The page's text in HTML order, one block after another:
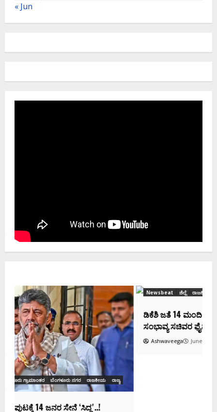
« Jun
Newsbeat ಜಿಲ್ಲೆ ರಾಜಕೀಯ ರಾಜ್ಯ
ಡಿಕೆಶಿ ಜತೆ 14 ಮಂದಿ ಪ್ರಮಾಣವಚನ ಸಾಧ್ಯತೆ.. ಇಲ್ಲಿದೆ
ಸಂಭಾವ್ಯ ಸಚಿವರ ಫೈನಲ್ ಲಿಸ್ಟ್‌!
Ashwaveega June 3, 2026